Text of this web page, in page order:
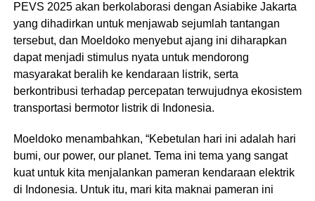
PEVS 2025 akan berkolaborasi dengan Asiabike Jakarta
yang dihadirkan untuk menjawab sejumlah tantangan
tersebut, dan Moeldoko menyebut ajang ini diharapkan
dapat menjadi stimulus nyata untuk mendorong
masyarakat beralih ke kendaraan listrik, serta
berkontribusi terhadap percepatan terwujudnya ekosistem
transportasi bermotor listrik di Indonesia.
Moeldoko menambahkan, “Kebetulan hari ini adalah hari
bumi, our power, our planet. Tema ini tema yang sangat
kuat untuk kita menjalankan pameran kendaraan elektrik
di Indonesia. Untuk itu, mari kita maknai pameran ini